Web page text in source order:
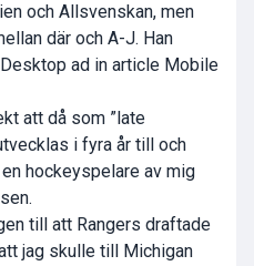
och Allsvenskan, men
där och A-J. Han
ad in article Mobile
att då som ”late
i fyra år till och
hockeyspelare av mig
till att Rangers draftade
jag skulle till Michigan